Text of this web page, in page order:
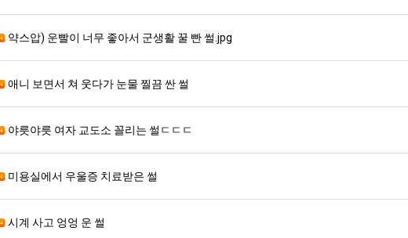
약스압) 운빨이 너무 좋아서 군생활 꿀 빤 썰.jpg
애니 보면서 쳐 웃다가 눈물 찔끔 싼 썰
야릇야릇 여자 교도소 꼴리는 썰ㄷㄷㄷ
미용실에서 우울증 치료받은 썰
시계 사고 엉엉 운 썰